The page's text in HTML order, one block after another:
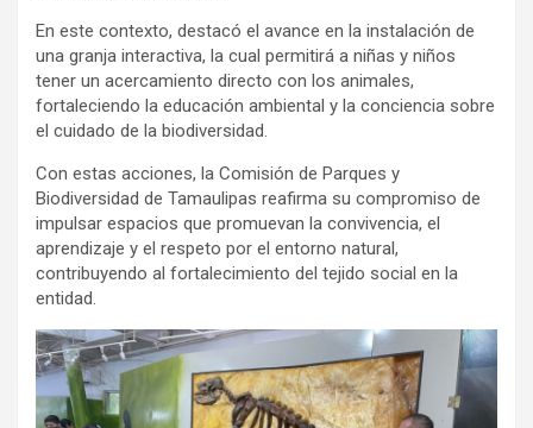
En este contexto, destacó el avance en la instalación de
una granja interactiva, la cual permitirá a niñas y niños
tener un acercamiento directo con los animales,
fortaleciendo la educación ambiental y la conciencia sobre
el cuidado de la biodiversidad.
Con estas acciones, la Comisión de Parques y
Biodiversidad de Tamaulipas reafirma su compromiso de
impulsar espacios que promuevan la convivencia, el
aprendizaje y el respeto por el entorno natural,
contribuyendo al fortalecimiento del tejido social en la
entidad.